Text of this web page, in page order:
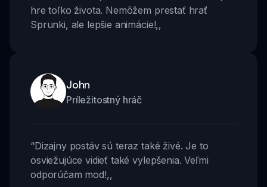
hre toľko života. Nemôžem prestať hrať
Sprunki, ale lepšie animácie!,,
John
Príležitostný hráč
“Dizajny postáv sú teraz také živé. Je to
osviežujúce vidieť také vylepšenia. Veľmi
odporúčam mod!,,